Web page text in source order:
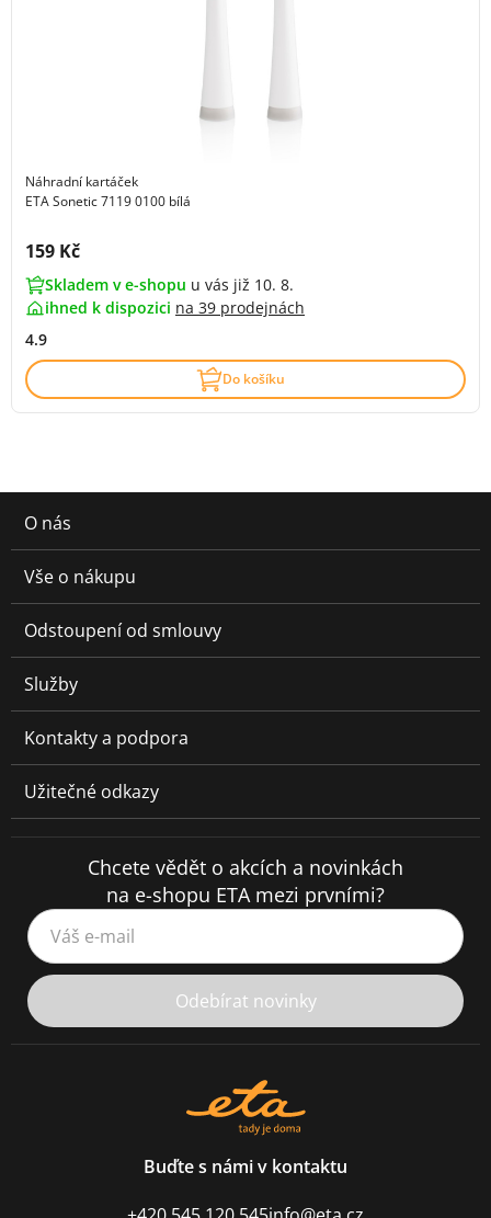
Náhradní kartáček
ETA Sonetic 7119 0100 bílá
Cena s DPH:
159 Kč
Skladem v e-shopu u vás již 10. 8.
ihned k dispozici na 39 prodejnách
4.9
Do košíku
O nás
Vše o nákupu
Odstoupení od smlouvy
Služby
Kontakty a podpora
Užitečné odkazy
Chcete vědět o akcích a novinkách
na e-shopu ETA mezi prvními?
Váš e-mail
Odebírat novinky
Buďte s námi v kontaktu